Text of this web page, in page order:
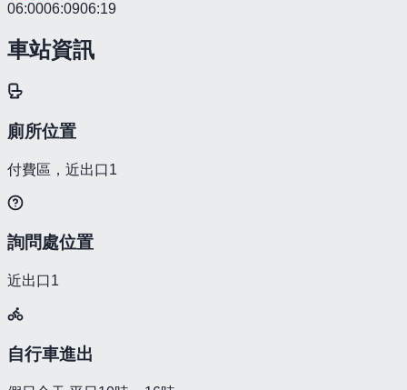
06:0006:0906:19
車站資訊
廁所位置
付費區，近出口1
詢問處位置
近出口1
自行車進出